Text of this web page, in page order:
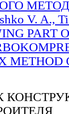
V. A.,
PART
METHOD